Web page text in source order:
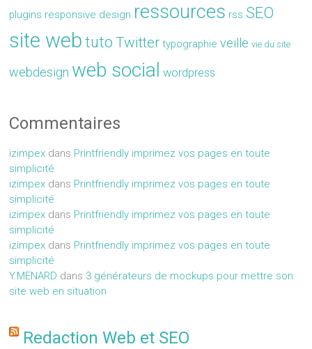
plugins responsive design ressources rss SEO
site web tuto Twitter typographie veille vie du site
webdesign web social wordpress
Commentaires
izimpex dans Printfriendly imprimez vos pages en toute
simplicité
izimpex dans Printfriendly imprimez vos pages en toute
simplicité
izimpex dans Printfriendly imprimez vos pages en toute
simplicité
izimpex dans Printfriendly imprimez vos pages en toute
simplicité
Y.MENARD dans 3 générateurs de mockups pour mettre son
site web en situation
Redaction Web et SEO